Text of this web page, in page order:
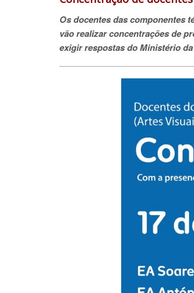
Os docentes das componentes
vão realizar concentrações de
exigir respostas do Ministério